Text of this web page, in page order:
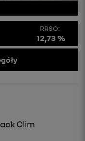
RRSO:
12,73 %
Clim